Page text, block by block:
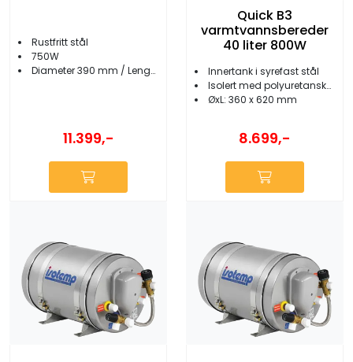
Rustfritt stål
750W
Diameter 390 mm / Lengde 630 mm
11.399,-
Quick B3
varmtvannsbereder
40 liter 800W
Innertank i syrefast stål
Isolert med polyuretanskum
ØxL: 360 x 620 mm
8.699,-